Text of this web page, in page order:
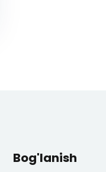
Bog'lanish